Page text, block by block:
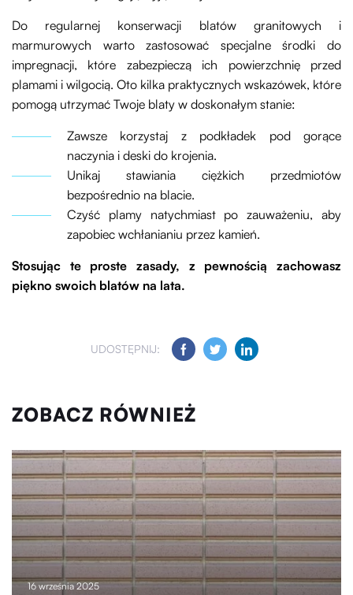
Do regularnej konserwacji blatów granitowych i
marmurowych warto zastosować specjalne środki do
impregnacji, które zabezpieczą ich powierzchnię przed
plamami i wilgocią. Oto kilka praktycznych wskazówek, które
pomogą utrzymać Twoje blaty w doskonałym stanie:
Zawsze korzystaj z podkładek pod gorące
naczynia i deski do krojenia.
Unikaj stawiania ciężkich przedmiotów
bezpośrednio na blacie.
Czyść plamy natychmiast po zauważeniu, aby
zapobiec wchłanianiu przez kamień.
Stosując te proste zasady, z pewnością zachowasz
piękno swoich blatów na lata.
UDOSTĘPNIJ:
ZOBACZ RÓWNIEŻ
16 września 2025